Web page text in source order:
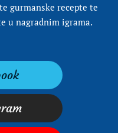
gurmanske recepte te
u nagradnim igrama.